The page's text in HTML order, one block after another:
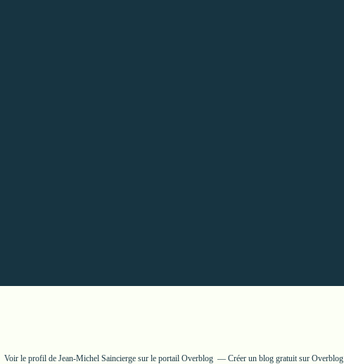
Voir le profil de Jean-Michel Sainciergesur le portail Overblog Créer un blog gratuit sur Overblog